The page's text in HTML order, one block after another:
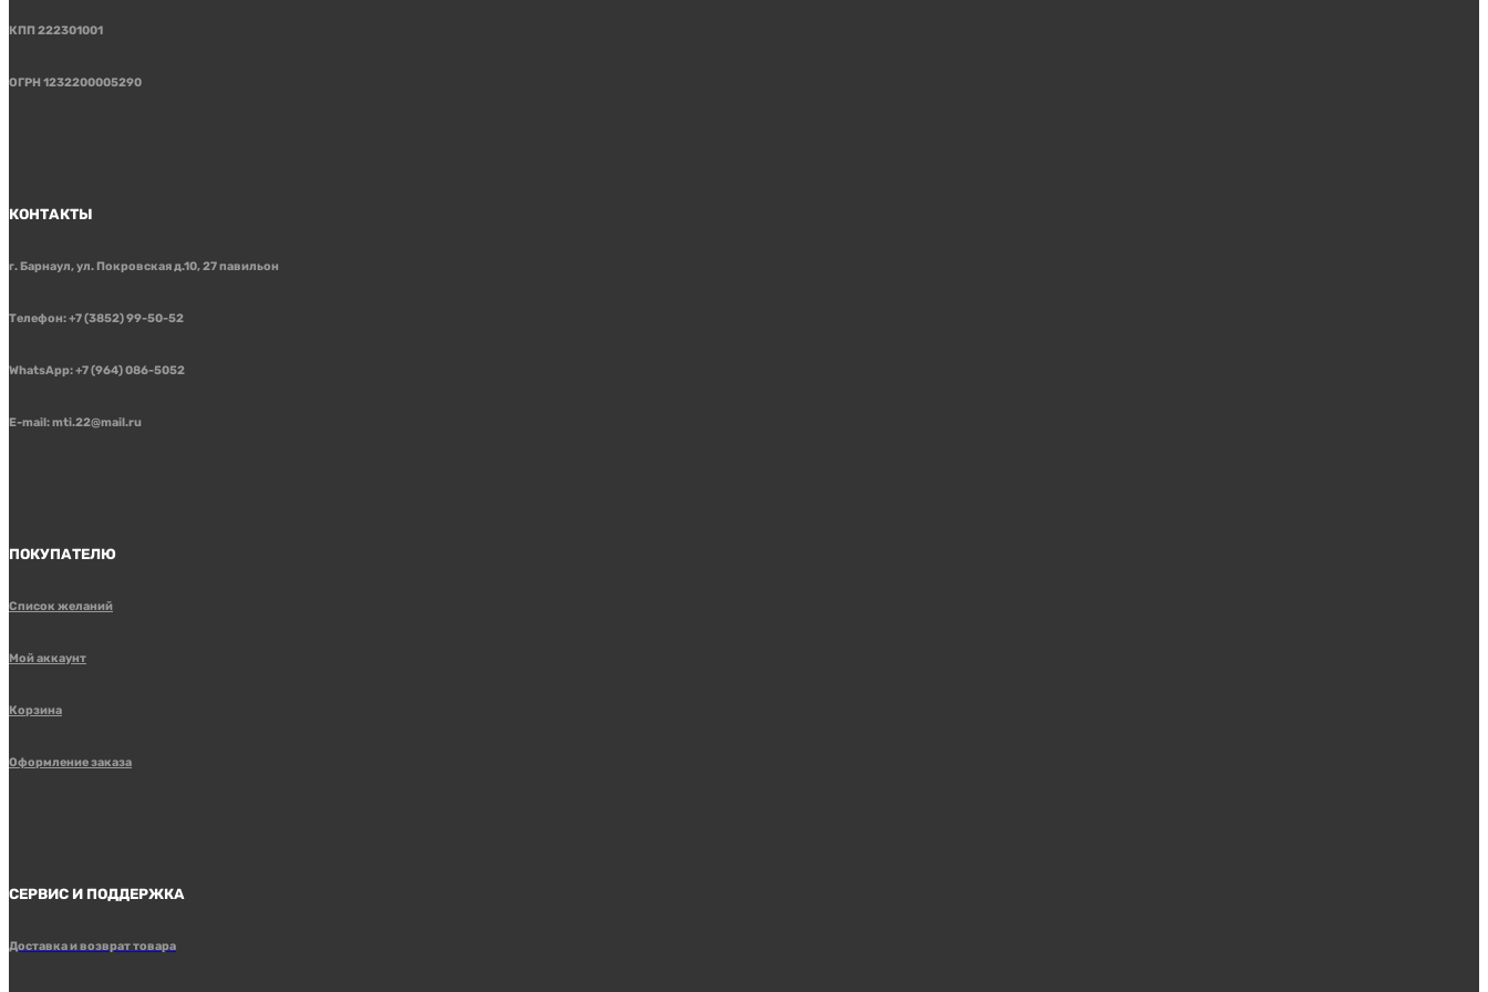
КПП 222301001
ОГРН 1232200005290
КОНТАКТЫ
г. Барнаул, ул. Покровская д.10, 27 павильон
Телефон: +7 (3852) 99-50-52
WhatsApp: +7 (964) 086-5052
E-mail: mti.22@mail.ru
ПОКУПАТЕЛЮ
Список желаний
Мой аккаунт
Корзина
Оформление заказа
СЕРВИС И ПОДДЕРЖКА
Доставка и возврат товара